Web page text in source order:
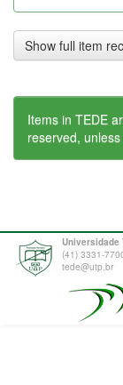
Show full item
Items in TEDE
reserved,
Universidade
(41) 3331-
tede@utp.br